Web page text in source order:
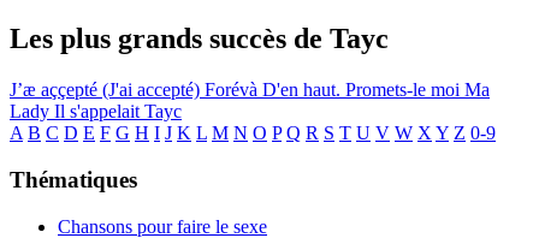
Les plus grands succès de Tayc
J’æ aççepté (J'ai accepté) Forévà D'en haut. Promets-le moi Ma
Lady Il s'appelait Tayc
A B C D E F G H I J K L M N O P Q R S T U V W X Y Z 0-9
Thématiques
Chansons pour faire le sexe